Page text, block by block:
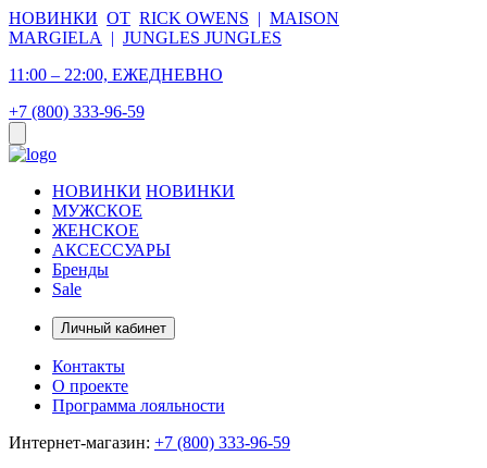
НОВИНКИ ОТ RICK OWENS | MAISON
MARGIELA
| JUNGLES JUNGLES
11:00 – 22:00, ЕЖЕДНЕВНО
+7 (800) 333-96-59
НОВИНКИ НОВИНКИ
МУЖСКОЕ
ЖЕНСКОЕ
АКСЕССУАРЫ
Бренды
Sale
Личный кабинет
Контакты
О проекте
Программа лояльности
Интернет-магазин: +7 (800) 333-96-59